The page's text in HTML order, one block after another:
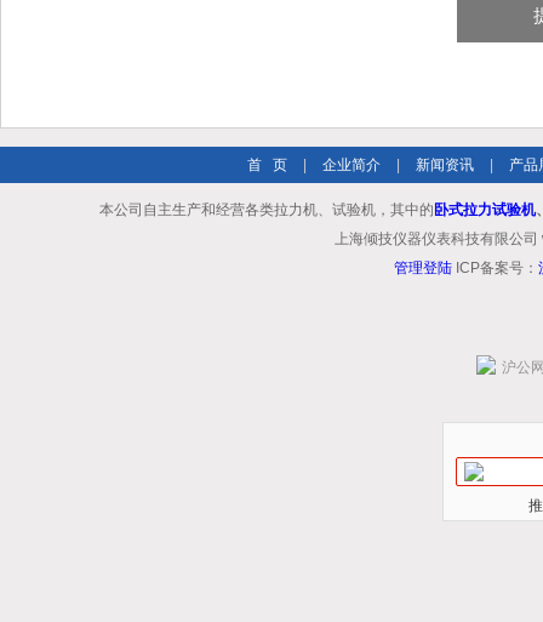
首 页 企业简介 新闻资讯 产品
本公司自主生产和经营各类拉力机、试验机，其中的 卧式拉力试验机
上海倾技仪器仪表科技有限公
管理登陆 ICP备案号：
沪公